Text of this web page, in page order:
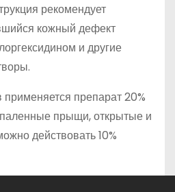
рекомендует
кожный дефект
и другие
препарат 20%
прыщи, открытые и
действовать 10%